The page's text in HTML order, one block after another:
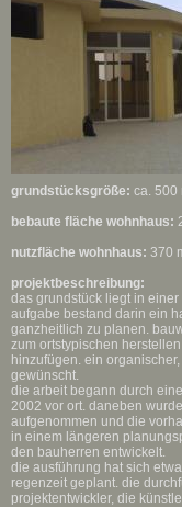
grundstücksgröße: ca. 500
bebaute fläche wohnhaus:
nutzfläche wohnhaus: 370
projektbeschreibung:
das grundstück liegt in
aufgabe bestand darin ein
ganzheitlich zu planen.
zum ortstypischen
hinzufügen. ein
gewünscht.
die arbeit begann durch
2002 vor ort. daneben
aufgenommen und die
in einem längeren
den bauherren entwickelt.
die ausführung hat sich
regenzeit geplant. die
projektentwickler, die